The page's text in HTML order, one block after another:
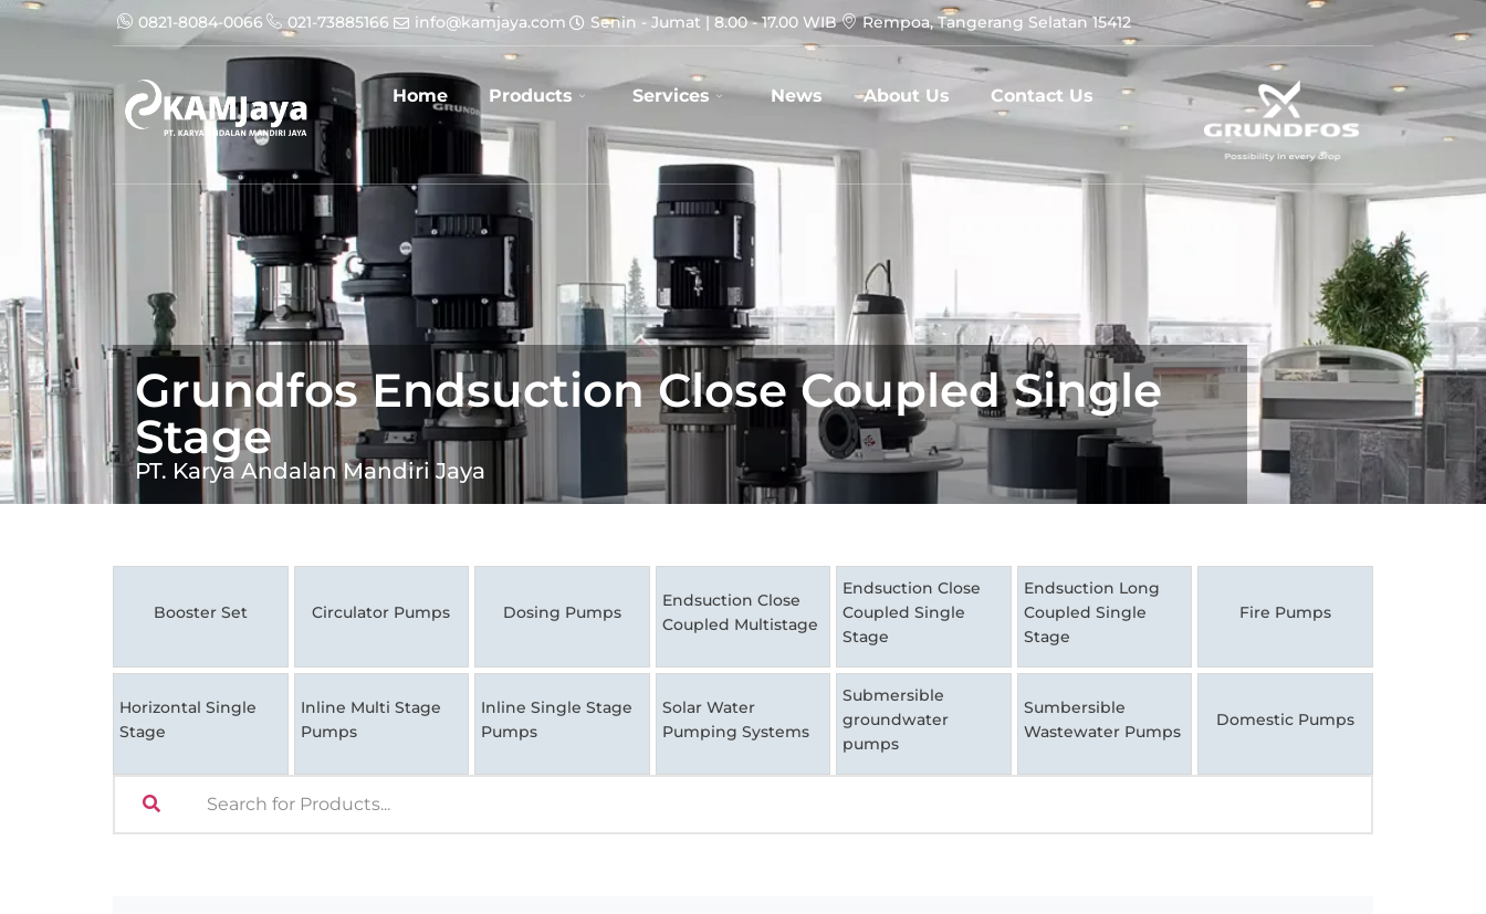
0821-8084-0066 021-73885166 info@kamjaya.com Senin - Jumat | 8.00 - 17.00 WIB Rempoa, Tangerang Selatan 15412
Home Products Services News About Us Contact Us
Grundfos Endsuction Close Coupled Single
Stage
PT. Karya Andalan Mandiri Jaya
Booster Set Circulator Pumps Dosing Pumps
Endsuction Close
Coupled Multistage
Endsuction Close
Coupled Single
Stage
Endsuction Long
Coupled Single
Stage
Fire Pumps
Horizontal Single
Stage
Inline Multi Stage
Pumps
Inline Single Stage
Pumps
Solar Water
Pumping Systems
Submersible
groundwater
pumps
Sumbersible
Wastewater Pumps
Domestic Pumps